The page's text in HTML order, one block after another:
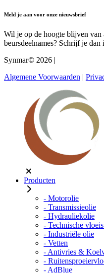
Meld je aan voor onze nieuwsbrief
Wil je op de hoogte blijven van
beursdeelnames? Schrijf je
Synmar© 2026 |
Algemene Voorwaarden |
Producten
- Motorolie
- Transmissieolie
- Hydrauliekolie
- Technische
- Industriële olie
- Vetten
- Antivries &
-
- AdBlue